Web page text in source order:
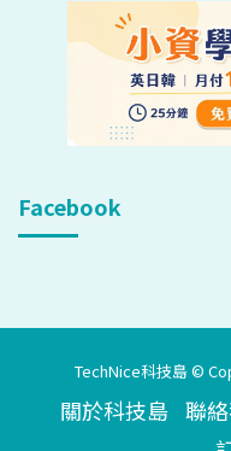
Facebook
TechNice科技島 ©
關於科技島 聯